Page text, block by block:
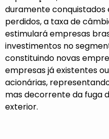
duramente conquistados
perdidos, a taxa de
estimulará empresas
investimentos no
constituindo novas
empresas já existentes
acionárias,
mas decorrente da fuga
exterior.